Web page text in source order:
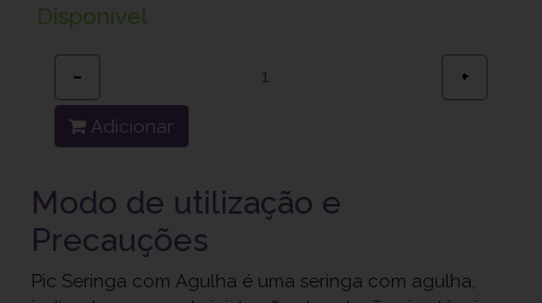
Disponível
− +
Adicionar
Modo de utilização e
Precauções
Pic Seringa com Agulha é uma seringa com agulha,